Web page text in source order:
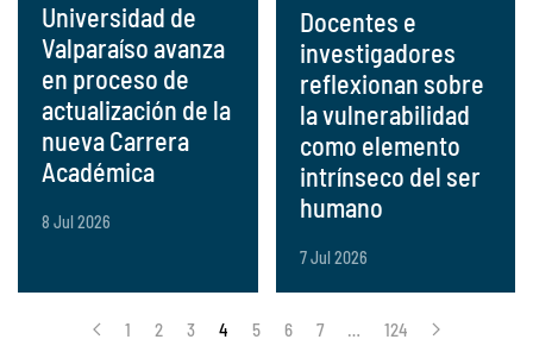
Universidad de
Valparaíso avanza
en proceso de
actualización de la
nueva Carrera
Académica
8 Jul 2026
Docentes e
investigadores
reflexionan sobre
la vulnerabilidad
como elemento
intrínseco del ser
humano
7 Jul 2026
1 2 3 4 5 6 7 124